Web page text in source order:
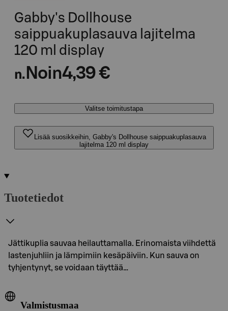
Gabby's Dollhouse
saippuakuplasauva lajitelma
120 ml display
n. Noin4,39 €
Valitse toimitustapa
Lisää suosikkeihin, Gabby's Dollhouse saippuakuplasauva
lajitelma 120 ml display
Tuotetiedot
Jättikuplia sauvaa heilauttamalla. Erinomaista viihdettä
lastenjuhliin ja lämpimiin kesäpäiviin. Kun sauva on
tyhjentynyt, se voidaan täyttää…
Valmistusmaa